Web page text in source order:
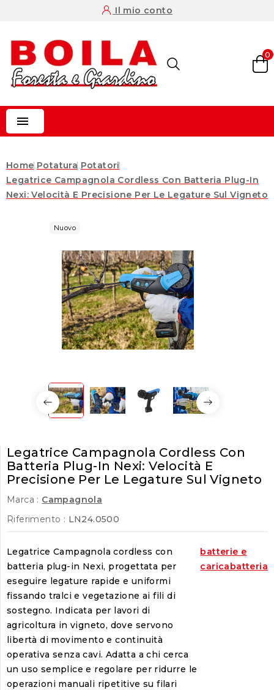
Il mio conto
0

Home Potatura Potatori
Legatrice Campagnola Cordless Con Batteria Plug-In
Nexi: Velocità E Precisione Per Le Legature Sul Vigneto
Nuovo
Legatrice Campagnola Cordless Con
Batteria Plug-In Nexi: Velocità E
Precisione Per Le Legature Sul Vigneto
Marca : Campagnola
Riferimento : LN24.0500
Legatrice Campagnola cordless con
batteria plug-in Nexi, progettata per
eseguire legature rapide e uniformi
fissando tralci e vegetazione ai fili di
sostegno. Indicata per lavori di
agricoltura in vigneto, dove servono
libertà di movimento e continuità
operativa senza cavi. Adatta a chi cerca
un uso semplice e regolare per ridurre le
operazioni manuali ripetitive su filari
batterie e
caricabatteria